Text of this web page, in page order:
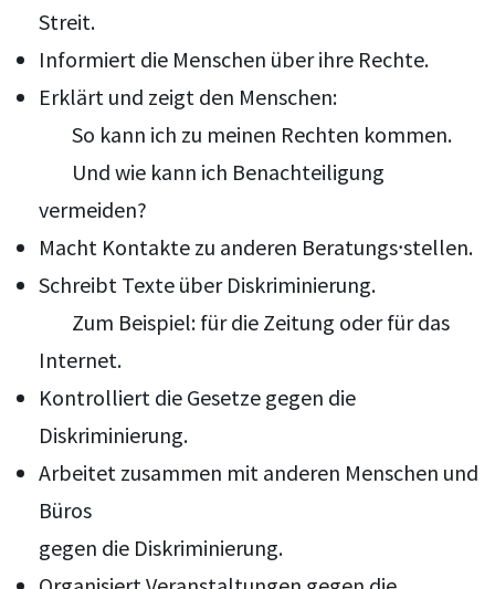
Streit.
Informiert die Menschen über ihre Rechte.
Erklärt und zeigt den Menschen:
So kann ich zu meinen Rechten kommen.
Und wie kann ich Benachteiligung
vermeiden?
Macht Kontakte zu anderen Beratungs⸱stellen.
Schreibt Texte über Diskriminierung.
Zum Beispiel: für die Zeitung oder für das
Internet.
Kontrolliert die Gesetze gegen die
Diskriminierung.
Arbeitet zusammen mit anderen Menschen und
Büros
gegen die Diskriminierung.